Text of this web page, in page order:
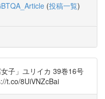
(投稿一覧)
子」ユリイカ 39巻16号
t.co/8UiVNZcBai